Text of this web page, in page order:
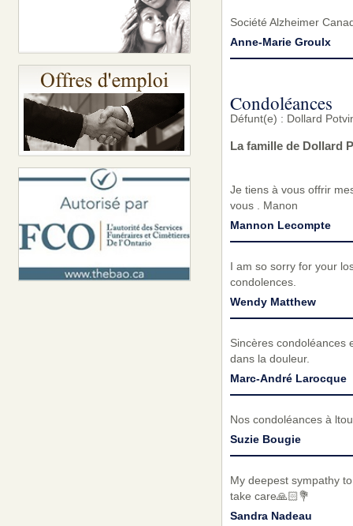
Société Alzheimer
Anne-Marie Groulx
Condoléances
Défunt(e) : Dollard
La famille de Dollard
Je tiens à vous offrir
vous . Manon
Mannon Lecompte
I am so sorry for your
condolences.
Wendy Matthew
Sincères condoléances
dans la douleur.
Marc-André Larocque
Nos condoléances à
Suzie Bougie
My deepest sympathy
take care🙏🏻💐
Sandra Nadeau